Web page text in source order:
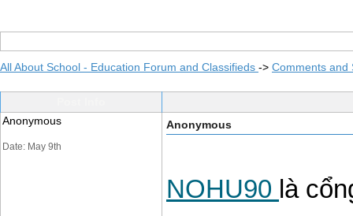
All About School - Education Forum and Classifieds -> Comments and
Anonymous
Date: May 9th
Anonymous
NOHU90 là